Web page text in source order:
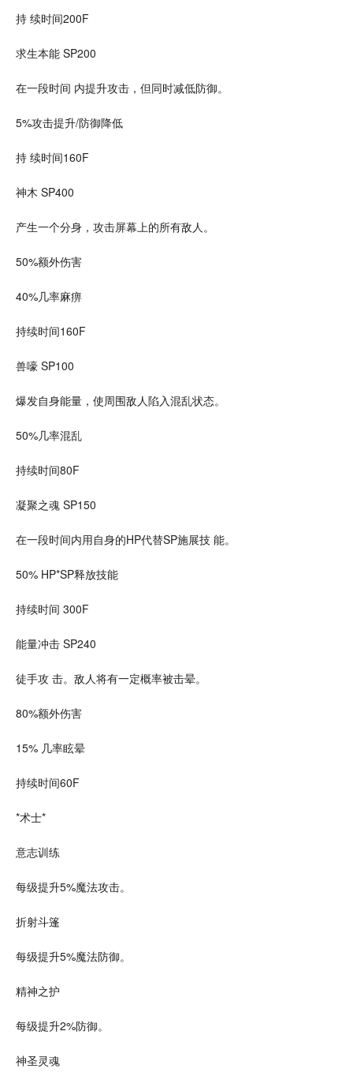
持 续时间200F
求生本能 SP200
在一段时间 内提升攻击，但同时减低防御。
5%攻击提升/防御降低
持 续时间160F
神木 SP400
产生一个分身 ，攻击屏幕上的所有敌人。
50%额外伤害
40%几率麻痹
持续时间160F
兽嚎 SP100
爆发自身能量，使周围敌人陷入混乱状态。
50%几率混乱
持续时间80F
凝聚之魂 SP150
在一段时间内用自身的HP代替SP施展技 能。
50% HP*SP释放技能
持续时间 300F
能量冲击 SP240
徒手攻 击。敌人将有一定概率被击晕。
80%额外伤害
15% 几率眩晕
持续时间60F
*术士*
意志训练
每级提升5%魔法攻击。
折射斗篷
每级提升5%魔法防御。
精神之护
每级提升2%防御。
神圣灵魂